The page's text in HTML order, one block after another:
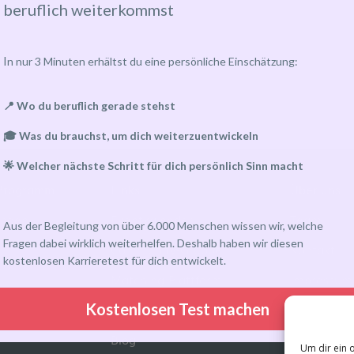
Um dir ein
Eventkalender
Community-Gruppen
Kundenkonto
Blog
Team
Kontakt
beruflich weiterkommst
In nur 3 Minuten erhältst du eine persönliche Einschätzung:
📍 Wo du beruflich gerade stehst
🎓 Was du brauchst, um dich weiterzuentwickeln
🌟 Welcher nächste Schritt für dich persönlich Sinn macht
Aus der Begleitung von über 6.000 Menschen wissen wir, welche
Fragen dabei wirklich weiterhelfen. Deshalb haben wir diesen
kostenlosen Karrieretest für dich entwickelt.
Kostenlosen Test machen